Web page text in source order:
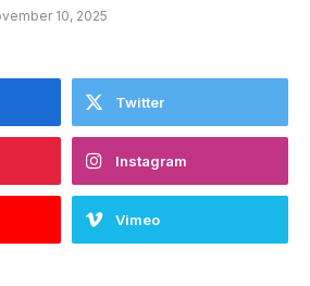
10, 2025
Twitter
Instagram
Vimeo